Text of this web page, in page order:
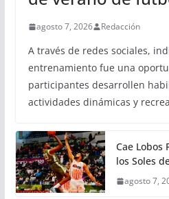
agosto 7, 2026 Redacción
A través de redes sociales,
entrenamiento fue una
participantes desarrollen
actividades dinámicas y
Cae Lobos
los Soles
agosto 7,